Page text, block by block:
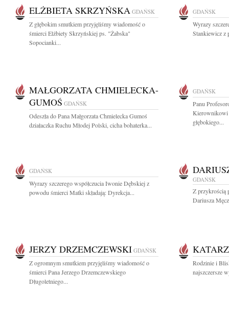
ELŻBIETA SKRZYŃSKA GDAŃSK
Z głębokim smutkiem przyjęliśmy wiadomość o
śmierci Elżbiety Skrzyńskiej ps. "Żabska"
Sopocianki...
GDAŃSK
Wyrazy
Stankiewicz z
MAŁGORZATA CHMIELECKA-
GUMOŚ GDAŃSK
Odeszła do Pana Małgorzata Chmielecka Gumoś
działaczka Ruchu Młodej Polski, cicha bohaterka...
GDAŃSK
Panu
głębokiego...
GDAŃSK
Wyrazy szczerego współczucia Iwonie Dębskiej z
powodu śmierci Matki składają: Dyrekcja...
GDAŃSK
Z przykrością
Dariusza
JERZY DRZEMCZEWSKI GDAŃSK
Z ogromnym smutkiem przyjęliśmy wiadomość o
śmierci Pana Jerzego Drzemczewskiego
Długoletniego...
Rodzinie i
najszczersze